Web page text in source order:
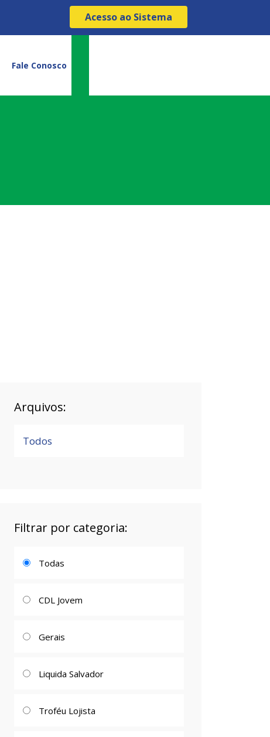
Acesso ao Sistema
Fale Conosco
Arquivos:
Todos
Filtrar por categoria:
Todas
CDL Jovem
Gerais
Liquida Salvador
Troféu Lojista